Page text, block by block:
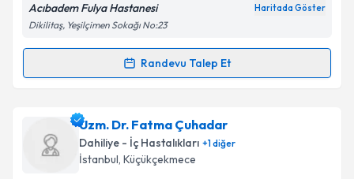
Kişisel verilerimin işlenmesine ilişkin
Aydınlatma
Metni'ni okudum ve kişisel verilerimin belirtilen
kapsamda işlenmesini kabul ediyorum.
Acıbadem Fulya Hastanesi Haritada Göster
Dikilitaş, Yeşilçimen Sokağı No:23
Randevu Talep Et
Randevu Takvimi Talebi
Dr. Öğr. Üyesi Hülya Kuşoğluiçin randevu takvimi
talebi oluşturun. Size bu uzmandan randevu almanız
için bir takvim hazırlandığında e-posta ile
bilgilendireceğiz.
Uzm. Dr. Fatma Çuhadar
Dahiliye - İç Hastalıkları +1diğer
İstanbul, Küçükçekmece